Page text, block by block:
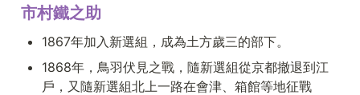
市村鐵之助
1867年加入新選組，成為土方歲三的部下。
1868年，鳥羽伏見之戰，隨新選組從京都撤退到江
戶，又隨新選組北上一路在會津、箱館等地征戰